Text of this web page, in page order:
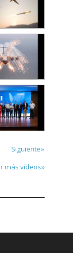
Siguiente»
más vídeos»